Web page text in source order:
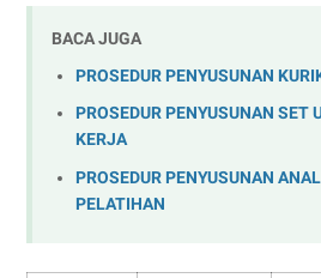
BACA JUGA
PROSEDUR PENYUSUNAN
PROSEDUR PENYUSUNAN SET
KERJA
PROSEDUR PENYUSUNAN
PELATIHAN